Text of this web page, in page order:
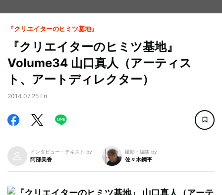
『クリエイターのヒミツ基地』
『クリエイターのヒミツ基地』
Volume34 山口真人（アーティス
ト、アートディレクター）
2014.07.25 Fri
インタビュー・テキスト by
阿部美香
撮影・編集 by
佐々木鋼平